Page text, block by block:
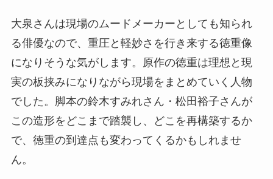
大泉さんは現場のムードメーカーとしても知られ
る俳優なので、重圧と軽妙さを行き来する徳重像
になりそうな気がします。原作の徳重は理想と現
実の板挟みになりながら現場をまとめていく人物
でした。脚本の鈴木すみれさん・松田裕子さんが
この造形をどこまで踏襲し、どこを再構築するか
で、徳重の到達点も変わってくるかもしれませ
ん。